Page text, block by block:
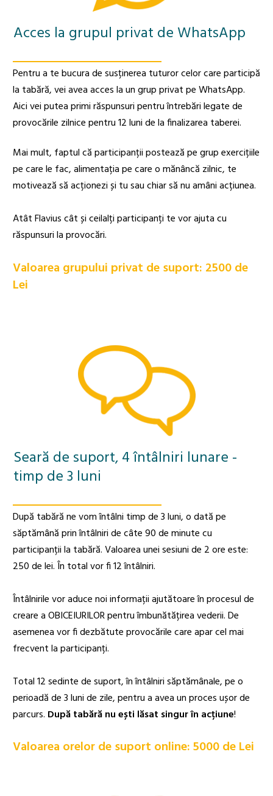
Acces la grupul privat de WhatsApp
Pentru a te bucura de susținerea tuturor celor care participă
la tabără, vei avea acces la un grup privat pe WhatsApp.
Aici vei putea primi răspunsuri pentru întrebări legate de
provocările zilnice pentru 12 luni de la finalizarea taberei.
Mai mult, faptul că participanții postează pe grup exercițiile
pe care le fac, alimentația pe care o mănâncă zilnic, te
motivează să acționezi și tu sau chiar să nu amâni acțiunea.
Atât Flavius cât și ceilalți participanți te vor ajuta cu
răspunsuri la provocări.
Valoarea grupului privat de suport: 2500 de
Lei
Seară de suport, 4 întâlniri lunare -
timp de 3 luni
După tabără ne vom întâlni timp de 3 luni, o dată pe
săptămână prin întâlniri de câte 90 de minute cu
participanții la tabără. Valoarea unei sesiuni de 2 ore este:
250 de lei. În total vor fi 12 întâlniri.
Întâlnirile vor aduce noi informații ajutătoare în procesul de
creare a OBICEIURILOR pentru îmbunătățirea vederii. De
asemenea vor fi dezbătute provocările care apar cel mai
frecvent la participanți.
Total 12 sedinte de suport, în întâlniri săptămânale, pe o
perioadă de 3 luni de zile, pentru a avea un proces ușor de
parcurs. După tabără nu ești lăsat singur în acțiune!
Valoarea orelor de suport online: 5000 de Lei